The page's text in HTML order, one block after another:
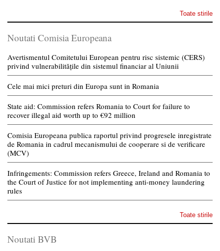
Toate stirile
Noutati Comisia Europeana
Avertismentul Comitetului European pentru risc sistemic (CERS)
privind vulnerabilitățile din sistemul financiar al Uniunii
Cele mai mici preturi din Europa sunt in Romania
State aid: Commission refers Romania to Court for failure to
recover illegal aid worth up to €92 million
Comisia Europeana publica raportul privind progresele inregistrate
de Romania in cadrul mecanismului de cooperare si de verificare
(MCV)
Infringements: Commission refers Greece, Ireland and Romania to
the Court of Justice for not implementing anti-money laundering
rules
Toate stirile
Noutati BVB